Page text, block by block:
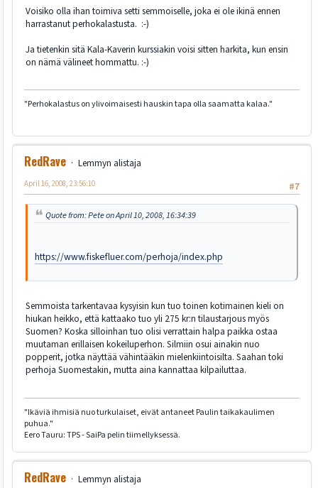
Voisiko olla ihan toimiva setti semmoiselle, joka ei ole ikinä ennen
harrastanut perhokalastusta. :-)
Ja tietenkin sitä Kala-Kaverin kurssiakin voisi sitten harkita, kun ensin
on nämä välineet hommattu. :-)
"Perhokalastus on ylivoimaisesti hauskin tapa olla saamatta kalaa."
RedRave
Lemmyn alistaja
#7
April 16, 2008, 23:56:10
Quote from: Pete on April 10, 2008, 16:34:39
https://www.fiskefluer.com/perhoja/index.php
Semmoista tarkentavaa kysyisin kun tuo toinen kotimainen kieli on
hiukan heikko, että kattaako tuo yli 275 kr:n tilaustarjous myös
Suomen? Koska silloinhan tuo olisi verrattain halpa paikka ostaa
muutaman erillaisen kokeiluperhon. Silmiin osui ainakin nuo
popperit, jotka näyttää vähintääkin mielenkiintoisilta. Saahan toki
perhoja Suomestakin, mutta aina kannattaa kilpailuttaa.
"Ikäviä ihmisiä nuo turkulaiset, eivät antaneet Paulin taikakaulimen
puhua."
Eero Tauru: TPS - SaiPa pelin tiimellyksessä.
RedRave
Lemmyn alistaja